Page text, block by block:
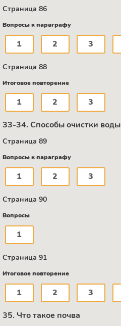
Страница 86
Вопросы к параграфу
1 2 3
Страница 88
Итоговое повторение
1 2 3
33-34. Способы очистки воды
Страница 89
Вопросы к параграфу
1 2 3
Страница 90
Вопросы
1
Страница 91
Итоговое повторение
1 2 3
35. Что такое почва